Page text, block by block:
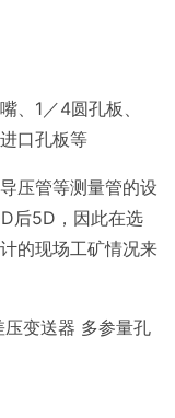
、1／4圆孔板、
口孔板等
压管等测量管的设
后5D，因此在选
的现场工矿情况来
变送器 多参量孔